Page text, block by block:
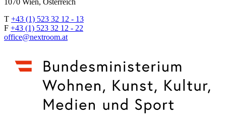
1070 Wien, Österreich
T +43 (1) 523 32 12 - 13
F +43 (1) 523 32 12 - 22
office@nextroom.at